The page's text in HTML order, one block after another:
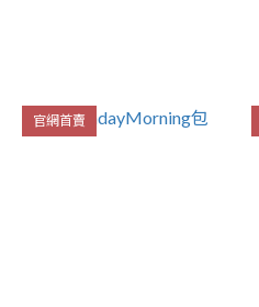
官網首賣